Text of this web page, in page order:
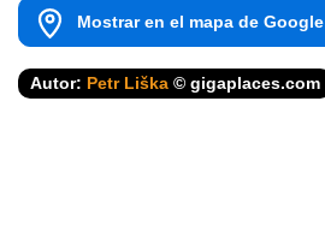
Mostrar en el mapa de Google
Autor: Petr Liška © gigaplaces.com